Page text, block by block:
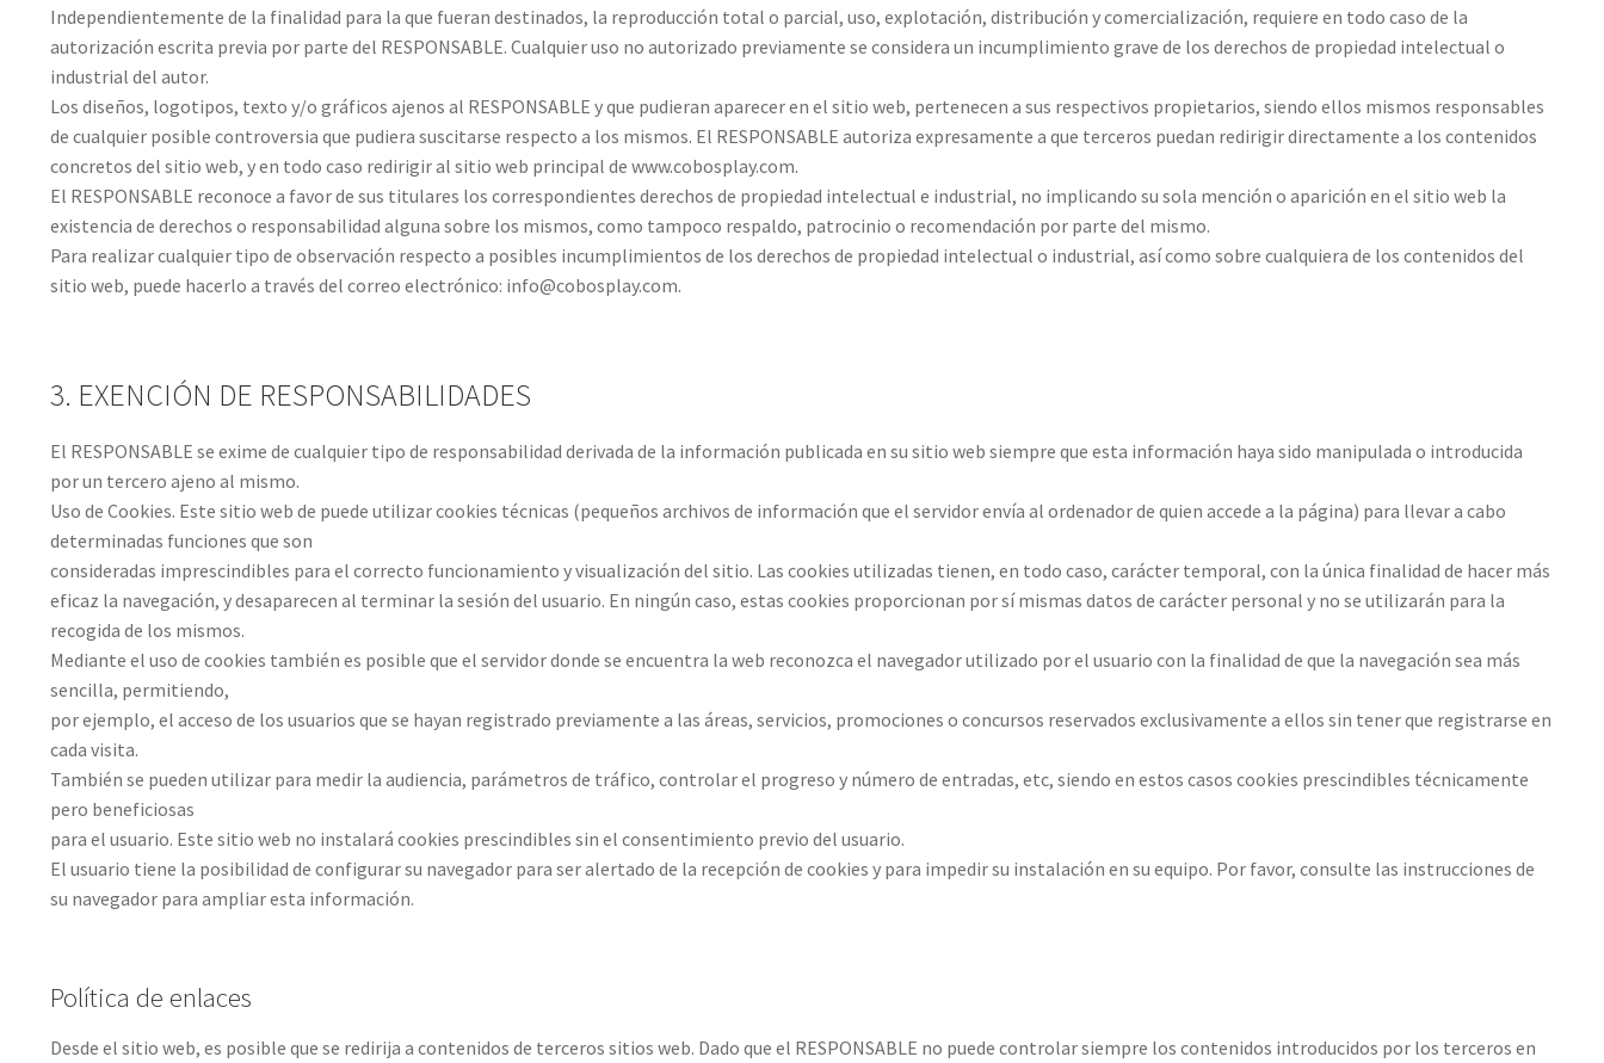
Independientemente de la finalidad para la que fueran destinados, la reproducción total o parcial, uso, explotación, distribución y comercialización, requiere en todo caso de la
autorización escrita previa por parte del RESPONSABLE. Cualquier uso no autorizado previamente se considera un incumplimiento grave de los derechos de propiedad intelectual o
industrial del autor.
Los diseños, logotipos, texto y/o gráficos ajenos al RESPONSABLE y que pudieran aparecer en el sitio web, pertenecen a sus respectivos propietarios, siendo ellos mismos responsables
de cualquier posible controversia que pudiera suscitarse respecto a los mismos. El RESPONSABLE autoriza expresamente a que terceros puedan redirigir directamente a los contenidos
concretos del sitio web, y en todo caso redirigir al sitio web principal de www.cobosplay.com.
El RESPONSABLE reconoce a favor de sus titulares los correspondientes derechos de propiedad intelectual e industrial, no implicando su sola mención o aparición en el sitio web la
existencia de derechos o responsabilidad alguna sobre los mismos, como tampoco respaldo, patrocinio o recomendación por parte del mismo.
Para realizar cualquier tipo de observación respecto a posibles incumplimientos de los derechos de propiedad intelectual o industrial, así como sobre cualquiera de los contenidos del
sitio web, puede hacerlo a través del correo electrónico: info@cobosplay.com.
3. EXENCIÓN DE RESPONSABILIDADES
El RESPONSABLE se exime de cualquier tipo de responsabilidad derivada de la información publicada en su sitio web siempre que esta información haya sido manipulada o introducida
por un tercero ajeno al mismo.
Uso de Cookies. Este sitio web de puede utilizar cookies técnicas (pequeños archivos de información que el servidor envía al ordenador de quien accede a la página) para llevar a cabo
determinadas funciones que son
consideradas imprescindibles para el correcto funcionamiento y visualización del sitio. Las cookies utilizadas tienen, en todo caso, carácter temporal, con la única finalidad de hacer más
eficaz la navegación, y desaparecen al terminar la sesión del usuario. En ningún caso, estas cookies proporcionan por sí mismas datos de carácter personal y no se utilizarán para la
recogida de los mismos.
Mediante el uso de cookies también es posible que el servidor donde se encuentra la web reconozca el navegador utilizado por el usuario con la finalidad de que la navegación sea más
sencilla, permitiendo,
por ejemplo, el acceso de los usuarios que se hayan registrado previamente a las áreas, servicios, promociones o concursos reservados exclusivamente a ellos sin tener que registrarse en
cada visita.
También se pueden utilizar para medir la audiencia, parámetros de tráfico, controlar el progreso y número de entradas, etc, siendo en estos casos cookies prescindibles técnicamente
pero beneficiosas
para el usuario. Este sitio web no instalará cookies prescindibles sin el consentimiento previo del usuario.
El usuario tiene la posibilidad de configurar su navegador para ser alertado de la recepción de cookies y para impedir su instalación en su equipo. Por favor, consulte las instrucciones de
su navegador para ampliar esta información.
Política de enlaces
Desde el sitio web, es posible que se redirija a contenidos de terceros sitios web. Dado que el RESPONSABLE no puede controlar siempre los contenidos introducidos por los terceros en